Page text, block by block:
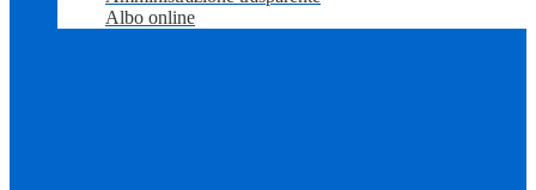
Albo online